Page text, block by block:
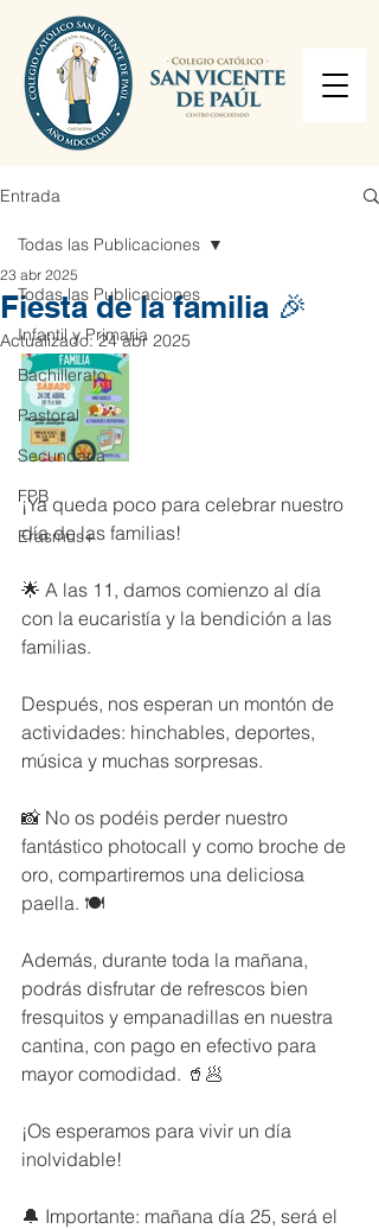
Entrada
Todas las Publicaciones
Infantil y Primaria
Bachillerato
Pastoral
Secundaria
FPB
Erasmus+
Todas las Publicaciones
Fiesta de la familia 🎉
23 abr 2025
Actualizado:24 abr 2025
¡Ya queda poco para celebrar nuestro
día de las familias!
🌟 A las 11, damos comienzo al día
con la eucaristía y la bendición a las
familias.
Después, nos esperan un montón de
actividades: hinchables, deportes,
música y muchas sorpresas.
📸 No os podéis perder nuestro
fantástico photocall y como broche de
oro, compartiremos una deliciosa
paella. 🍽️
Además, durante toda la mañana,
podrás disfrutar de refrescos bien
fresquitos y empanadillas en nuestra
cantina, con pago en efectivo para
mayor comodidad. 🥤🥟
¡Os esperamos para vivir un día
inolvidable!
🔔 Importante: mañana día 25, será el